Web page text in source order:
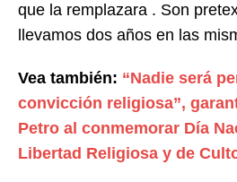
que la remplazara . Son
llevamos dos años en las
Vea también: “Nadie será
convicción religiosa”,
Petro al conmemorar Día
Libertad Religiosa y de